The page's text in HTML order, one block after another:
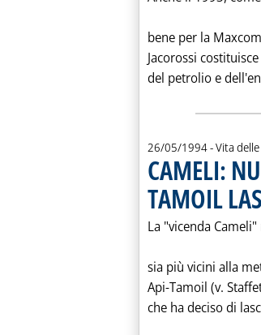
bene per la
Jacorossi
del petrolio e
26/05/1994- Vita
CAMELI:
TAMOIL
La "vicenda
sia più vicini alla
Api-Tamoil (v.
che ha deciso di